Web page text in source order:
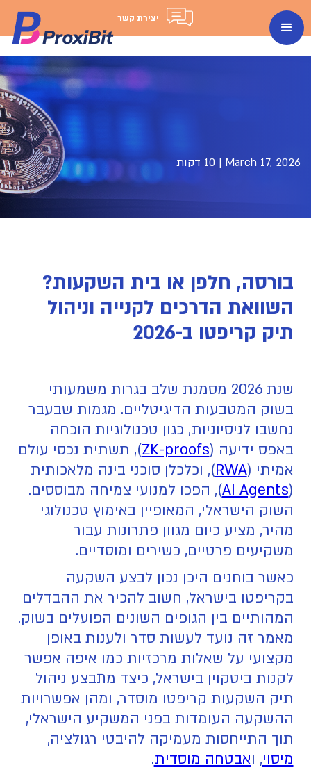
יצירת קשר
March 17, 2026
| 10 דקות
בורסה, חלפן או בית השקעות?
השוואת הדרכים לקנייה וניהול
תיק קריפטו ב-2026
שנת 2026 מסמנת שלב בגרות משמעותי
בשוק המטבעות הדיגיטליים. מגמות שבעבר
נחשבו לניסיוניות, כגון טכנולוגיות הוכחה
באפס ידיעה (ZK-proofs), תשתית נכסי עולם
אמיתי (RWA), וכלכלן סוכני בינה מלאכותית
(
AI Agents), הפכו למנועי צמיחה מבוססים.
השוק הישראלי, המאופיין באימוץ טכנולוגי
מהיר, מציע כיום מגוון פתרונות עבור
משקיעים פרטיים, כשירים ומוסדיים.
כאשר בוחנים היכן נכון לבצע השקעה
בקריפטו בישראל, חשוב להכיר את ההבדלים
המהותיים בין הגופים השונים הפועלים בשוק.
מאמר זה נועד לעשות סדר ולענות באופן
מקצועי על שאלות מרכזיות כמו איפה אפשר
לקנות ביטקוין בישראל, כיצד מתבצע ניהול
תיק השקעות קריפטו מוסדר, ומהן אפשרויות
ההשקעה העומדות בפני המשקיע הישראלי,
תוך התייחסות מעמיקה להיבטי רגולציה,
מיסוי, ואבטחה מוסדית.